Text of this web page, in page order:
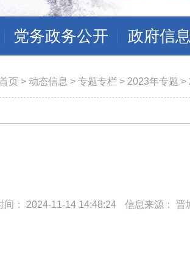
党务政务公开 政府信
页 > 动态信息 > 专题专栏 > 2023年专题 >
间： 2024-11-14 14:48:24 信息来源： 晋